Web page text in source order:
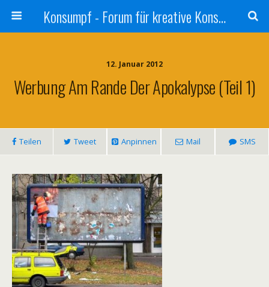
Konsumpf - Forum für kreative Konsumkritik - Culture Jamming, Nachhaltigkeit, Konzernkritik, Adbusting
12. Januar 2012
Werbung Am Rande Der Apokalypse (Teil 1)
Teilen Tweet Anpinnen Mail SMS